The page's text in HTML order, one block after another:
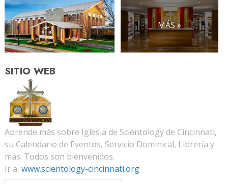
MÁS »
SITIO WEB
Aprende más sobre Iglesia de Scientology de Cincinnati,
su Calendario de Eventos, Servicio Dominical, Librería y
más. Todos son bienvenidos.
Ir a www.scientology-cincinnati.org